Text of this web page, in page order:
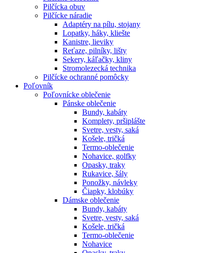
Pilčícka obuv
Pilčícke náradie
Adaptéry na pílu, stojany
Lopatky, háky, kliešte
Kanistre, lieviky
Reťaze, pilníky, lišty
Sekery, káľačky, kliny
Stromolezecká technika
Pilčícke ochranné pomôcky
Poľovník
Poľovnícke oblečenie
Pánske oblečenie
Bundy, kabáty
Komplety, pršiplášte
Svetre, vesty, saká
Košele, tričká
Termo-oblečenie
Nohavice, golfky
Opasky, traky
Rukavice, šály
Ponožky, návleky
Čiapky, klobúky
Dámske oblečenie
Bundy, kabáty
Svetre, vesty, saká
Košele, tričká
Termo-oblečenie
Nohavice